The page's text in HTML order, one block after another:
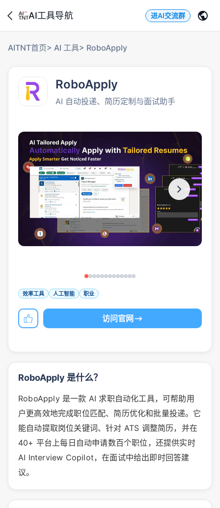
AI工具导航 进AI交流群
AITNT首页> AI 工具> RoboApply
RoboApply
AI 自动投递、简历定制与面试助手
效率工具 人工智能 职业
访问官网
RoboApply 是什么？
RoboApply 是一款 AI 求职自动化工具，可帮助用
户更高效地完成职位匹配、简历优化和批量投递。它
能自动提取岗位关键词、针对 ATS 调整简历，并在
40+ 平台上每日自动申请数百个职位，还提供实时
AI Interview Copilot，在面试中给出即时回答建
议。